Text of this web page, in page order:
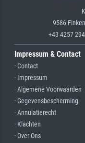
9586
+43 4257
Impressum & Contact
· Contact
· Impressum
· Algemene Voorwaarden
· Gegevensbescherming
· Annulatierecht
· Klachten
· Over Ons